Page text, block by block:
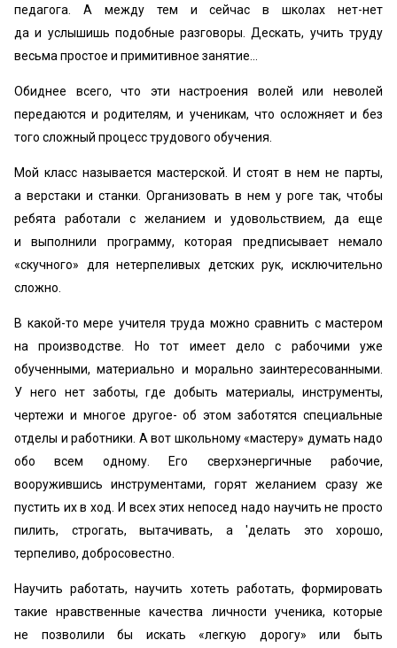
педагога. А между тем и сейчас в школах нет-нет
да и услышишь подобные разговоры. Дескать, учить труду
весьма простое и примитивное занятие…
Обиднее всего, что эти настроения волей или неволей
передаются и родителям, и ученикам, что осложняет и без
того сложный процесс трудового обучения.
Мой класс называется мастерской. И стоят в нем не парты,
а верстаки и станки. Организовать в нем у роге так, чтобы
ребята работали с желанием и удовольствием, да еще
и выполнили программу, которая предписывает немало
«скучного» для нетерпеливых детских рук, исключительно
сложно.
В какой-то мере учителя труда можно сравнить с мастером
на производстве. Но тот имеет дело с рабочими уже
обученными, материально и морально заинтересованными.
У него нет заботы, где добыть материалы, инструменты,
чертежи и многое другое- об этом заботятся специальные
отделы и работники. А вот школьному «мастеру» думать надо
обо всем одному. Его сверхэнергичные рабочие,
вооружившись инструментами, горят желанием сразу же
пустить их в ход. И всех этих непосед надо научить не просто
пилить, строгать, вытачивать, а 'делать это хорошо,
терпеливо, добросовестно.
Научить работать, научить хотеть работать, формировать
такие нравственные качества личности ученика, которые
не позволили бы искать «легкую дорогу» или быть